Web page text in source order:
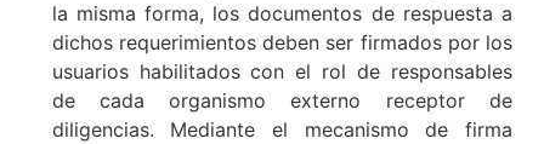
la misma forma, los documentos de respuesta a
dichos requerimientos deben ser firmados por los
usuarios habilitados con el rol de responsables
de cada organismo externo receptor de
diligencias. Mediante el mecanismo de firma